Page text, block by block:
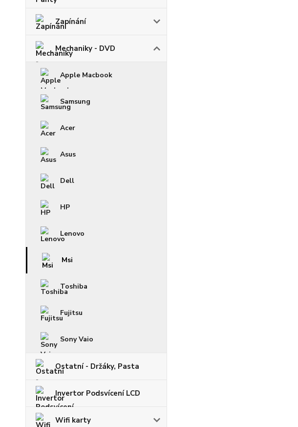
Zapínání
Mechaniky - DVD
Apple Macbook
Samsung
Acer
Asus
Dell
HP
Lenovo
Msi
Toshiba
Fujitsu
Sony Vaio
Ostatní - Držáky, Pasta
Invertor Podsvícení LCD
Wifi karty